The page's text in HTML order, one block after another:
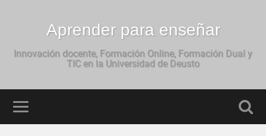
Aprender para enseñar
Innovación docente, Formación Online, Formación Dual y
TIC en la Universidad de Deusto